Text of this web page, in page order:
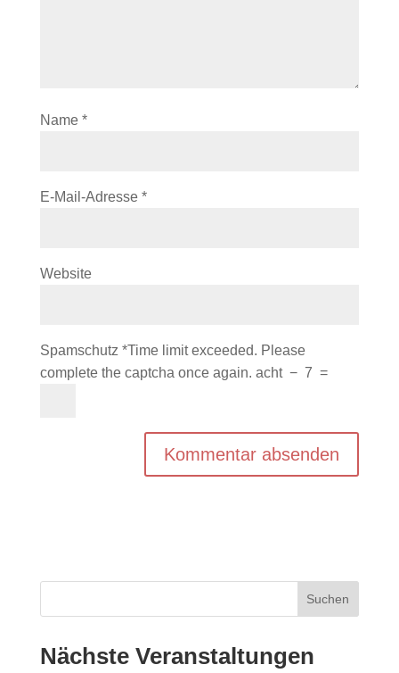
Name *
E-Mail-Adresse *
Website
Spamschutz *Time limit exceeded. Please
complete the captcha once again. acht − 7 =
Nächste Veranstaltungen